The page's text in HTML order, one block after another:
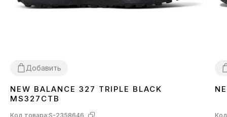
Добавить
3637 3839404142 43 44 45
NEW BALANCE 327 TRIPLE BLACK
MS327CTB
Код товара:S-2358646